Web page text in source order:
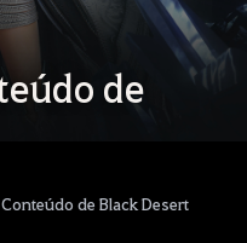
de
de Black Desert